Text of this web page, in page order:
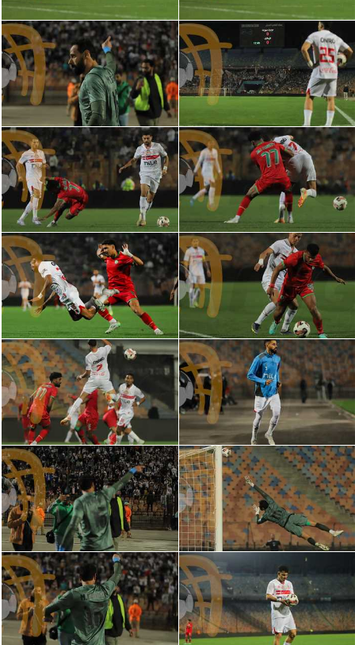
القسم الثاني
رياضات أخرى
أمم إفريقيا
كرة السلة الأمريكية
كرة سلة
كرة يد
كرة طائرة
الوطن العربي
في المونديال
رياضة نسائية
آسيا
أمريكا
ركن الألعاب
أقسام خاصة
Gamers
ميركاتو
تحقيق في الجول
تقرير في الجول
تحليل في الجول
حكايات في الجول